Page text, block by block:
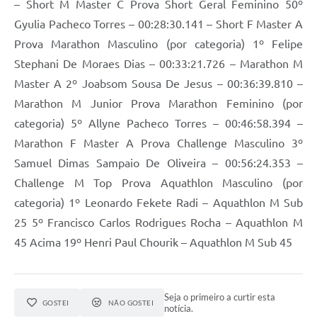
– Short M Master C Prova Short Geral Feminino 50º
Gyulia Pacheco Torres – 00:28:30.141 – Short F Master A
Prova Marathon Masculino (por categoria) 1º Felipe
Stephani De Moraes Dias – 00:33:21.726 – Marathon M
Master A 2º Joabsom Sousa De Jesus – 00:36:39.810 –
Marathon M Junior Prova Marathon Feminino (por
categoria) 5º Allyne Pacheco Torres – 00:46:58.394 –
Marathon F Master A Prova Challenge Masculino 3º
Samuel Dimas Sampaio De Oliveira – 00:56:24.353 –
Challenge M Top Prova Aquathlon Masculino (por
categoria) 1º Leonardo Fekete Radi – Aquathlon M Sub
25 5º Francisco Carlos Rodrigues Rocha – Aquathlon M
45 Acima 19º Henri Paul Chourik – Aquathlon M Sub 45
GOSTEI NÃO GOSTEI
Seja o primeiro a curtir esta
notícia.